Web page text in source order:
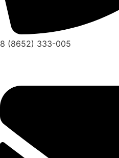
8 (8652) 333-005